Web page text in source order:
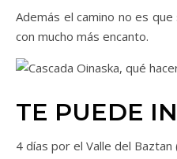
Además el camino no es
con mucho más encanto.
TE PUEDE
4 días por el Valle del Baztan